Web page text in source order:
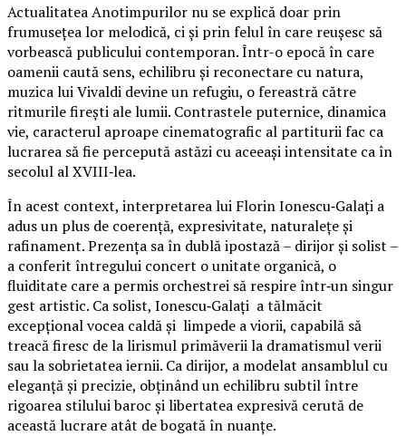
Actualitatea Anotimpurilor nu se explică doar prin
frumusețea lor melodică, ci și prin felul în care reușesc să
vorbească publicului contemporan. Într-o epocă în care
oamenii caută sens, echilibru și reconectare cu natura,
muzica lui Vivaldi devine un refugiu, o fereastră către
ritmurile firești ale lumii. Contrastele puternice, dinamica
vie, caracterul aproape cinematografic al partiturii fac ca
lucrarea să fie percepută astăzi cu aceeași intensitate ca în
secolul al XVIII‑lea.
În acest context, interpretarea lui Florin Ionescu‑Galați a
adus un plus de coerență, expresivitate, naturalețe și
rafinament. Prezența sa în dublă ipostază – dirijor și solist –
a conferit întregului concert o unitate organică, o
fluiditate care a permis orchestrei să respire într‑un singur
gest artistic. Ca solist, Ionescu‑Galați a tălmăcit
excepțional vocea caldă și limpede a viorii, capabilă să
treacă firesc de la lirismul primăverii la dramatismul verii
sau la sobrietatea iernii. Ca dirijor, a modelat ansamblul cu
eleganță și precizie, obținând un echilibru subtil între
rigoarea stilului baroc și libertatea expresivă cerută de
această lucrare atât de bogată în nuanțe.